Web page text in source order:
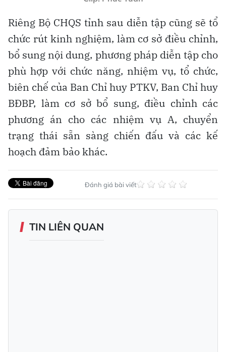
Riêng Bộ CHQS tỉnh sau diễn tập cũng sẽ tổ
chức rút kinh nghiệm, làm cơ sở điều chỉnh,
bổ sung nội dung, phương pháp diễn tập cho
phù hợp với chức năng, nhiệm vụ, tổ chức,
biên chế của Ban Chỉ huy PTKV, Ban Chỉ huy
BĐBP, làm cơ sở bổ sung, điều chỉnh các
phương án cho các nhiệm vụ A, chuyển
trạng thái sẵn sàng chiến đấu và các kế
hoạch đảm bảo khác.
Đánh giá bài viết
TIN LIÊN QUAN